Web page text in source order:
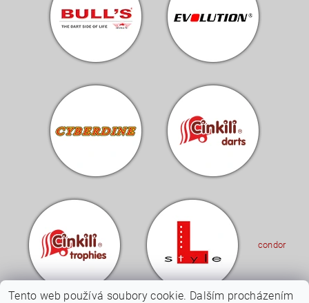
condor
Tento web používá soubory cookie. Dalším procházením